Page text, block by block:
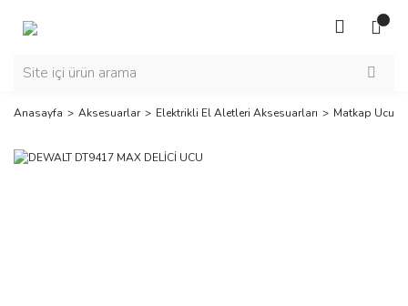
Anasayfa Aksesuarlar Elektrikli El Aletleri Aksesuarları Matkap Ucu